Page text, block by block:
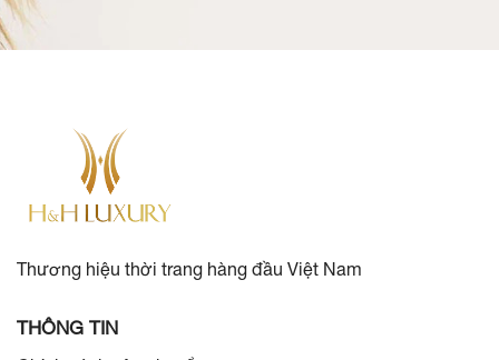
Thương hiệu thời trang hàng đầu Việt Nam
THÔNG TIN